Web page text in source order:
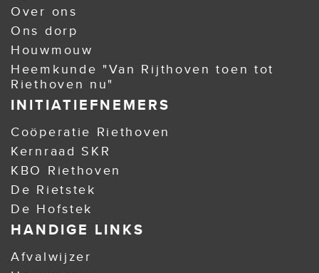
Over ons
Ons dorp
Houwmouw
Heemkunde "Van Rijthoven toen tot
Riethoven nu"
INITIATIEFNEMERS
Coöperatie Riethoven
Kernraad SKR
KBO Riethoven
De Rietstek
De Hofstek
HANDIGE LINKS
Afvalwijzer